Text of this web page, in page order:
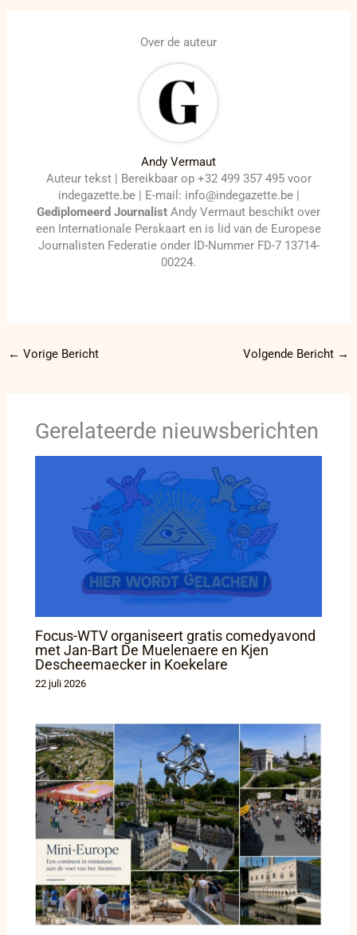
Over de auteur
Andy Vermaut
Auteur tekst | Bereikbaar op +32 499 357 495 voor
indegazette.be | E-mail: info@indegazette.be |
Gediplomeerd Journalist Andy Vermaut beschikt over
een Internationale Perskaart en is lid van de Europese
Journalisten Federatie onder ID-Nummer FD-7 13714-
00224.
← Vorige Bericht Volgende Bericht →
Gerelateerde nieuwsberichten
Focus-WTV organiseert gratis comedyavond
met Jan-Bart De Muelenaere en Kjen
Descheemaecker in Koekelare
22 juli 2026